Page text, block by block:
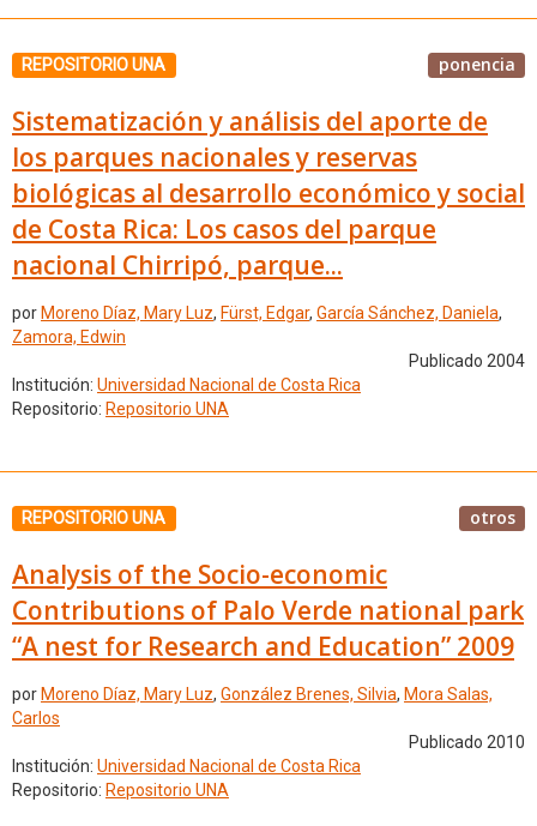
REPOSITORIO UNA ponencia
Sistematización y análisis del aporte de
los parques nacionales y reservas
biológicas al desarrollo económico y social
de Costa Rica: Los casos del parque
nacional Chirripó, parque...
por Moreno Díaz, Mary Luz, Fürst, Edgar, García Sánchez, Daniela,
Zamora, Edwin
Publicado 2004
Institución: Universidad Nacional de Costa Rica
Repositorio: Repositorio UNA
REPOSITORIO UNA otros
Analysis of the Socio-economic
Contributions of Palo Verde national park
“A nest for Research and Education” 2009
por Moreno Díaz, Mary Luz, González Brenes, Silvia, Mora Salas,
Carlos
Publicado 2010
Institución: Universidad Nacional de Costa Rica
Repositorio: Repositorio UNA